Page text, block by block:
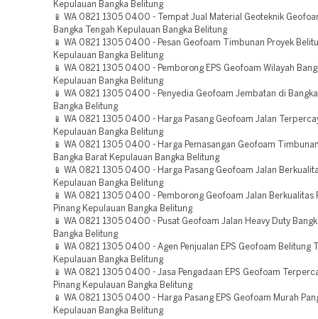
Kepulauan Bangka Belitung
📱 WA 0821 1305 0400 - Tempat Jual Material Geoteknik
Bangka Tengah Kepulauan Bangka Belitung
📱 WA 0821 1305 0400 - Pesan Geofoam Timbunan Proyek
Kepulauan Bangka Belitung
📱 WA 0821 1305 0400 - Pemborong EPS Geofoam Wilayah
Kepulauan Bangka Belitung
📱 WA 0821 1305 0400 - Penyedia Geofoam Jembatan di
Bangka Belitung
📱 WA 0821 1305 0400 - Harga Pasang Geofoam Jalan
Kepulauan Bangka Belitung
📱 WA 0821 1305 0400 - Harga Pemasangan Geofoam
Bangka Barat Kepulauan Bangka Belitung
📱 WA 0821 1305 0400 - Harga Pasang Geofoam Jalan
Kepulauan Bangka Belitung
📱 WA 0821 1305 0400 - Pemborong Geofoam Jalan Berkualitas
Pinang Kepulauan Bangka Belitung
📱 WA 0821 1305 0400 - Pusat Geofoam Jalan Heavy Duty
Bangka Belitung
📱 WA 0821 1305 0400 - Agen Penjualan EPS Geofoam Belitung
Kepulauan Bangka Belitung
📱 WA 0821 1305 0400 - Jasa Pengadaan EPS Geofoam
Pinang Kepulauan Bangka Belitung
📱 WA 0821 1305 0400 - Harga Pasang EPS Geofoam Murah
Kepulauan Bangka Belitung